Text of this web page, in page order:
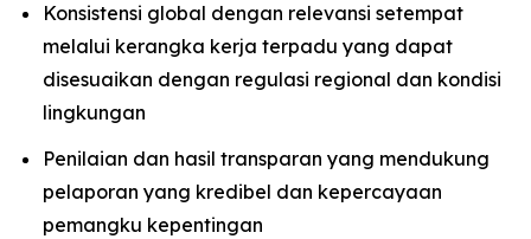
Konsistensi global dengan relevansi setempat
melalui kerangka kerja terpadu yang dapat
disesuaikan dengan regulasi regional dan kondisi
lingkungan
Penilaian dan hasil transparan yang mendukung
pelaporan yang kredibel dan kepercayaan
pemangku kepentingan